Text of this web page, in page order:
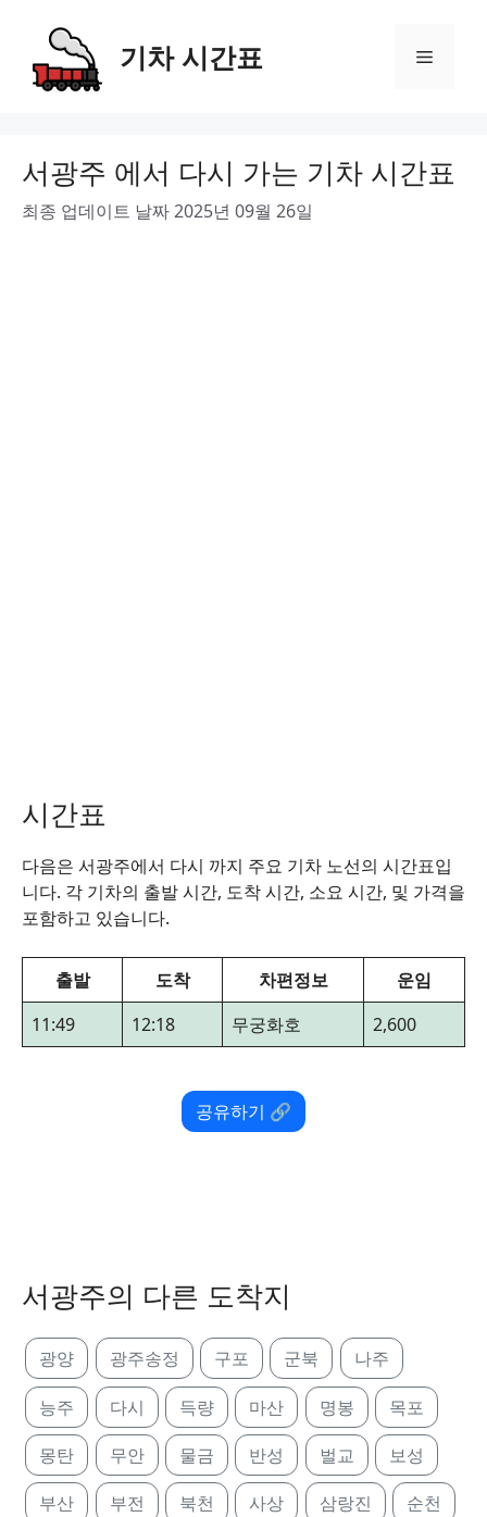
content
기차 시간표 Menu
서광주 에서 다시 가는 기차 시간표
최종 업데이트 날짜 2025년 09월 26일
시간표
다음은 서광주에서 다시 까지 주요 기차 노선의 시간표입
니다. 각 기차의 출발 시간, 도착 시간, 소요 시간, 및 가격을
포함하고 있습니다.
출발 도착 차편정보
운임
11:49
12:18 무궁화호 2,600
공유하기 🔗
서광주의 다른 도착지
광양 광주송정 구포 군북 나주
능주 다시 득량 마산 명봉 목포
몽탄 무안 물금 반성 벌교 보성
부산 부전 북천 사상 삼랑진 순천